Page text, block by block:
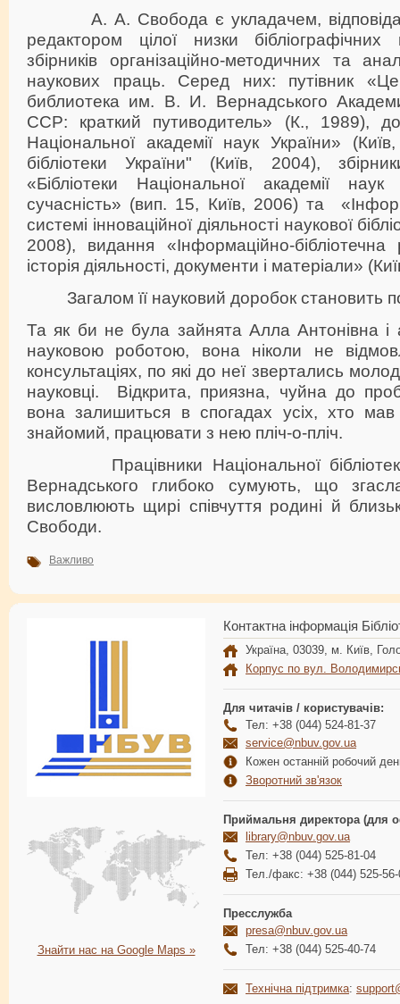
А. А. Свобода є укладачем,
редактором цілої низки бібліографічних
збірників організаційно-методичних та
наукових праць. Серед них: путівник
библиотека им. В. И. Вернадського
ССР: краткий путиводитель» (К., 1989),
Національної академії наук України»
бібліотеки України" (Київ, 2004),
«Бібліотеки Національної академії наук
сучасність» (вип. 15, Київ, 2006) та
системі інноваційної діяльності наукової
2008), видання «Інформаційно-
історія діяльності, документи і матеріали»
Загалом її науковий доробок становить
Та як би не була зайнята Алла Антонівна і
науковою роботою, вона ніколи не
консультаціях, по які до неї звертались
науковці. Відкрита, приязна, чуйна до
вона залишиться в спогадах усіх, хто
знайомий, працювати з нею пліч-о-пліч.
Працівники Національної бібліотеки
Вернадського глибоко сумують, що
висловлюють щирі співчуття родині й
Свободи.
Важливо
Знайти нас на Google Maps »
Контактна інформація
Україна, 03039, м. Київ,
Корпус по вул.
Для читачів / користувачів:
Тел: +38 (044) 524-81-37
service@nbuv.gov.ua
Кожен останній робочий
Зворотний зв'язок
Приймальня директора (для
library@nbuv.gov.ua
Тел: +38 (044) 525-81-04
Тел./факс: +38 (044) 525-56-
Пресслужба
presa@nbuv.gov.ua
Тел: +38 (044) 525-40-74
Технічна підтримка: